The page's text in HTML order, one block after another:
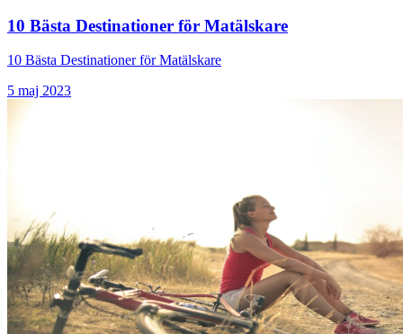
10 Bästa Destinationer för Matälskare
10 Bästa Destinationer för Matälskare
5 maj 2023